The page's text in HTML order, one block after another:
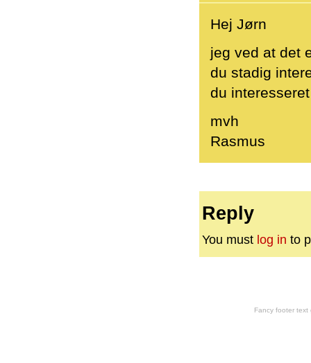
Hej Jørn
jeg ved at det
du stadig
du
mvh
Rasmus
Reply
You must log in to
Fancy footer